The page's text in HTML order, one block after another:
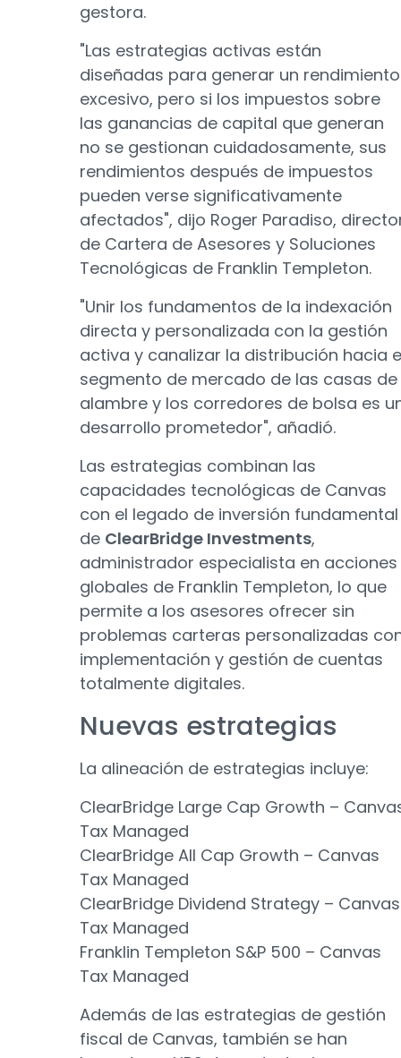
gestora.
"Las estrategias activas están
diseñadas para generar un rendimiento
excesivo, pero si los impuestos sobre
las ganancias de capital que generan
no se gestionan cuidadosamente, sus
rendimientos después de impuestos
pueden verse significativamente
afectados", dijo Roger Paradiso,
de Cartera de Asesores y Soluciones
Tecnológicas de Franklin Templeton.
"Unir los fundamentos de la indexación
directa y personalizada con la gestión
activa y canalizar la distribución hacia
segmento de mercado de las casas de
alambre y los corredores de bolsa es
desarrollo prometedor", añadió.
Las estrategias combinan las
capacidades tecnológicas de Canvas
con el legado de inversión fundamental
de ClearBridge Investments,
administrador especialista en acciones
globales de Franklin Templeton, lo que
permite a los asesores ofrecer sin
problemas carteras personalizadas
implementación y gestión de cuentas
totalmente digitales.
Nuevas estrategias
La alineación de estrategias incluye:
ClearBridge Large Cap Growth –
Tax Managed
ClearBridge All Cap Growth – Canvas
Tax Managed
ClearBridge Dividend Strategy – Canvas
Tax Managed
Franklin Templeton S&P 500 – Canvas
Tax Managed
Además de las estrategias de gestión
fiscal de Canvas, también se han